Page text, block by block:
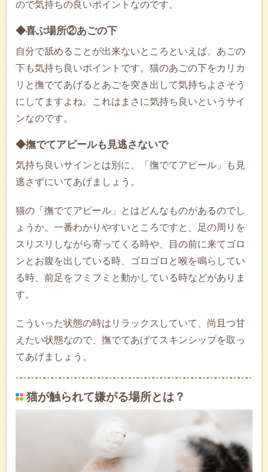
ので気持ちの良いポイントなのです。
◆喜ぶ場所②あごの下
自分で舐めることが出来ないところといえば、あごの
下も気持ち良いポイントです。猫のあごの下をカリカ
リと撫でてあげるとあごを突き出して気持ちよさそう
にしてますよね。これはまさに気持ち良いというサイ
ンなのです。
◆撫でてアピールも見逃さないで
気持ち良いサインとは別に、「撫でてアピール」も見
逃さずにいてあげましょう。
猫の「撫でてアピール」とはどんなものがあるのでし
ょうか。一番わかりやすいところですと、足の周りを
スリスリしながら寄ってくる時や、目の前に来てゴロ
ンとお腹を出している時、ゴロゴロと喉を鳴らしてい
る時、前足をフミフミと動かしている時などがありま
す。
こういった状態の時はリラックスしていて、尚且つ甘
えたい状態なので、撫でてあげてスキンシップを取っ
てあげましょう。
猫が触られて嫌がる場所とは？